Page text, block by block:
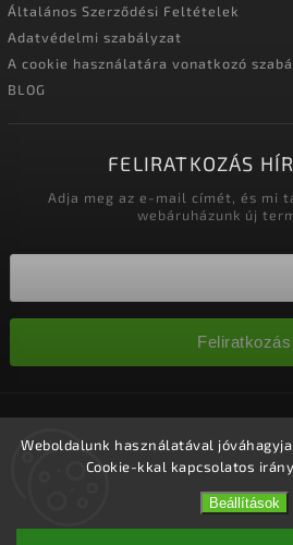
Weboldalunk használatával
Cookie-kkal kapcsolatos
Beállítások
Általános Szerződési Feltételek
Adatvédelmi szabályzat
A cookie használatára vonatkozó
BLOG
FELIRATKOZÁS
Adja meg az e-mail címét, és mi
webáruházunk új
Feliratkozás
fenntartva.
Süti beállítások
Shoptet| Design